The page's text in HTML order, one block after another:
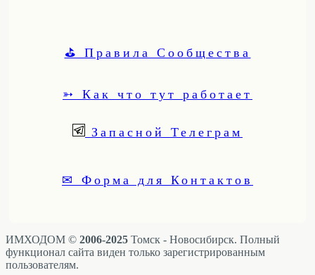
⛳ Правила Сообщества
➳ Как что тут работает
Запасной Телеграм
✉ Форма для Контактов
ИМХОДОМ © 2006-2025 Томск - Новосибирск. Полный
функционал сайта виден только зарегистрированным
пользователям.